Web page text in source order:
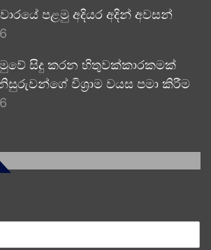
පළමු අදියර අදින් අවසන්
සිදු කරන හිතුවක්කාරකමක්
විශ්‍රාම වයස පමා කිරීම